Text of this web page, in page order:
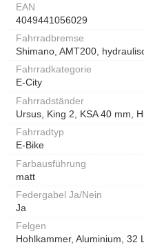
EAN
4049441056029
Fahrradbremse
Shimano, AMT200,
Fahrradkategorie
E-City
Fahrradständer
Ursus, King 2, KSA 40 mm,
Fahrradtyp
E-Bike
Farbausführung
matt
Federgabel Ja/Nein
Ja
Felgen
Hohlkammer, Aluminium, 32